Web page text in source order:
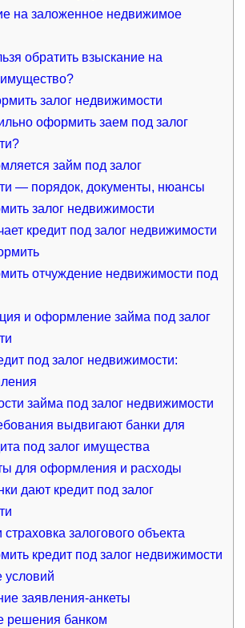
на заложенное недвижимое
обратить взыскание на
залог недвижимости
оформить заем под залог
займ под залог
— порядок, документы, нюансы
залог недвижимости
кредит под залог недвижимости
отчуждение недвижимости под
и оформление займа под залог
под залог недвижимости:
займа под залог недвижимости
выдвигают банки для
под залог имущества
для оформления и расходы
дают кредит под залог
залогового объекта
кредит под залог недвижимости
условий
заявления-анкеты
решения банком